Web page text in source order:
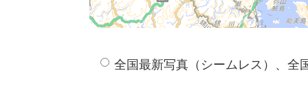
全国最新写真（シームレス）、全